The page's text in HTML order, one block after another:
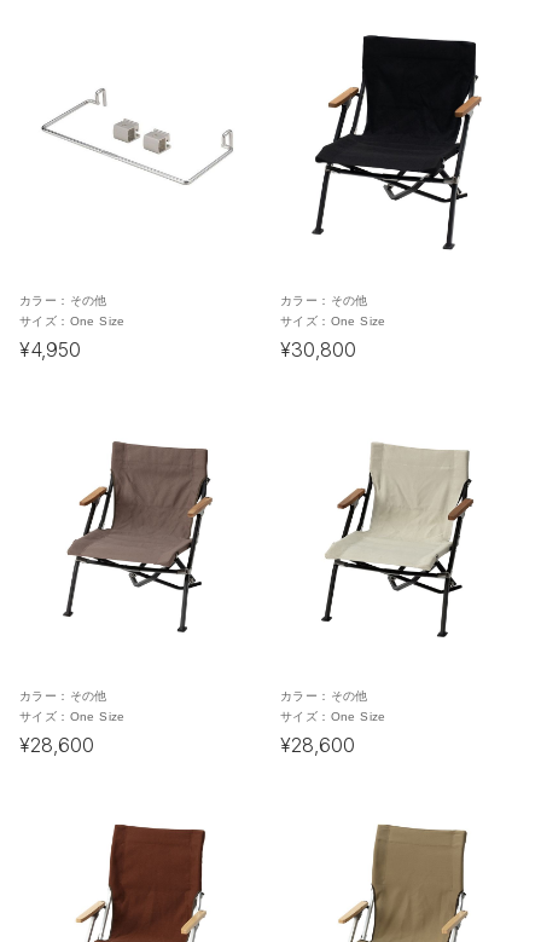
カラー： その他
サイズ： One Size
¥4,950
カラー： その他
サイズ： One Size
¥30,800
カラー： その他
サイズ： One Size
¥28,600
カラー： その他
サイズ： One Size
¥28,600